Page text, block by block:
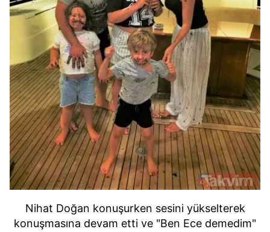
Nihat Doğan konuşurken sesini yükselterek
konuşmasına devam etti ve "Ben Ece demedim"